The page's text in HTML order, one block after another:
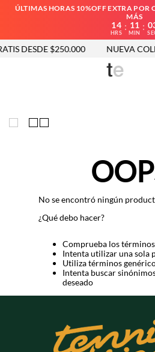
ÚLTIMAS HORAS 10%OFF EXTRA POR
MÁS
14
HRS
: 11
MIN
:
DESDE $250.000 NUEVA
No se encontró ningún
¿Qué debo hacer?
Comprueba los
Intenta utilizar una sola
Utiliza términos
Intenta buscar
deseado